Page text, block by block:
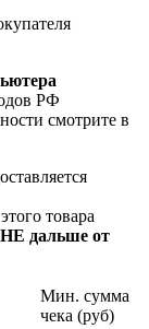
РФ
смотрите в
этого товара
НЕ дальше от
Мин. сумма
чека (руб)